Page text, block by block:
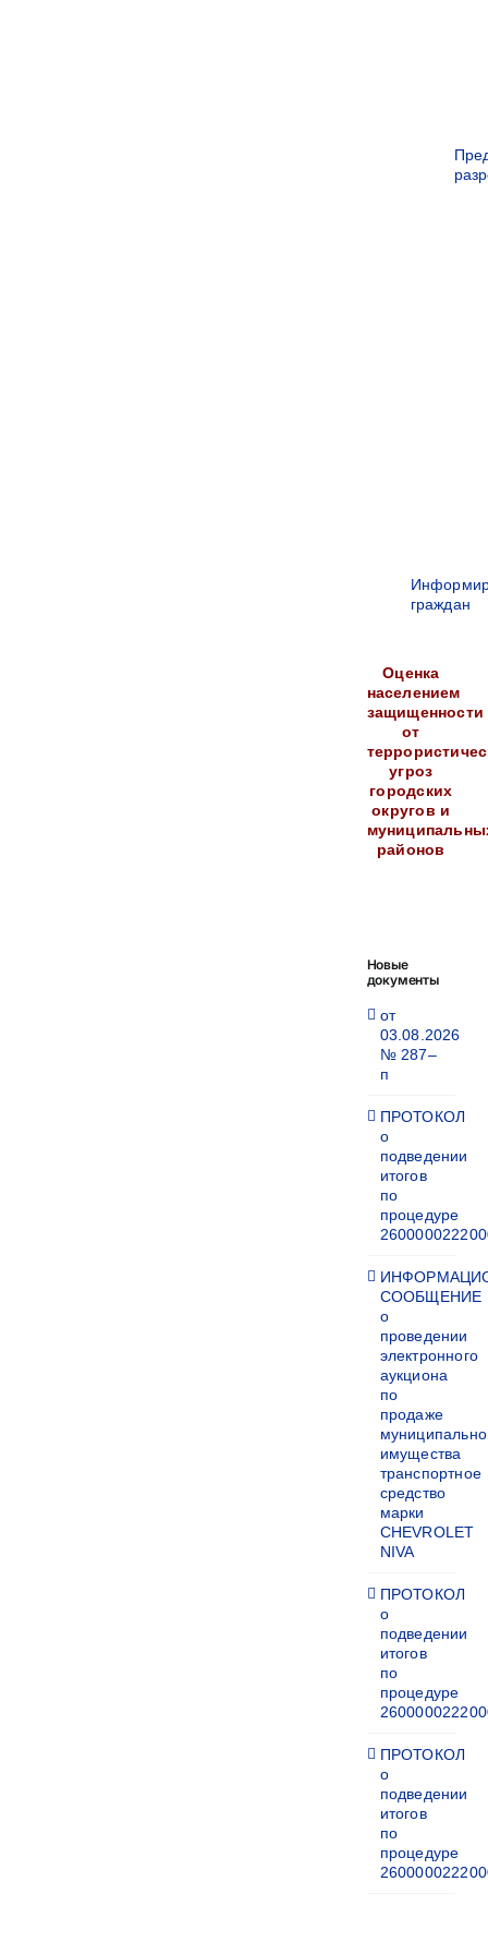
граждан
Оценка
населением
защищенности
от
угроз
городских
округов и
районов
Новые
документы
от
03.08.2026
№ 287–
п
ПРОТОКОЛ
о
подведении
итогов
по
процедуре
СООБЩЕНИЕ
о
проведении
электронного
аукциона
по
продаже
имущества
транспортное
средство
марки
CHEVROLET
NIVA
ПРОТОКОЛ
о
подведении
итогов
по
процедуре
ПРОТОКОЛ
о
подведении
итогов
по
процедуре